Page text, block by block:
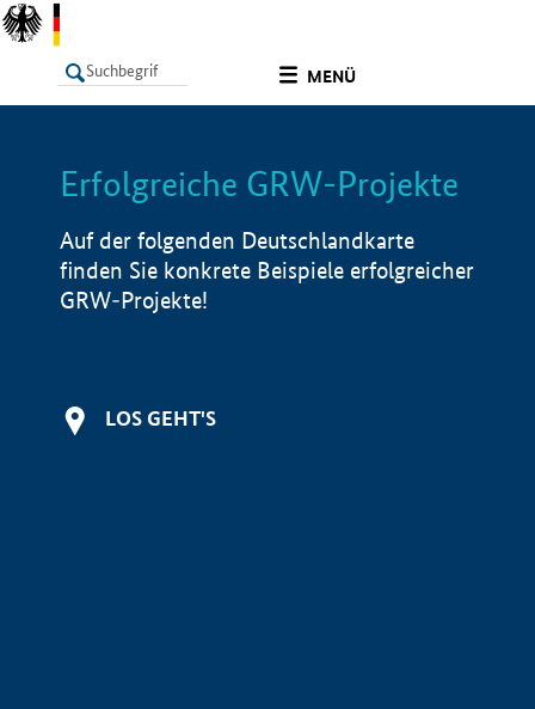
MENÜ
LISTE Info
Erfolgreiche GRW-Projekte
Auf der folgenden Deutschlandkarte
finden Sie konkrete Beispiele erfolgreicher
GRW-Projekte!
LOS GEHT'S